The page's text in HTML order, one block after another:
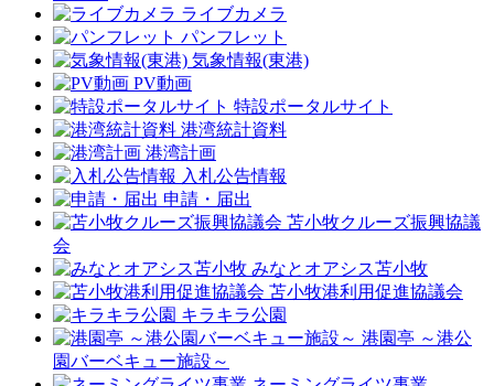
ライブカメラ
パンフレット
気象情報(東港)
PV動画
特設ポータルサイト
港湾統計資料
港湾計画
入札公告情報
申請・届出
苫小牧クルーズ振興協議
会
みなとオアシス苫小牧
苫小牧港利用促進協議会
キラキラ公園
港園亭 ～港公
園バーベキュー施設～